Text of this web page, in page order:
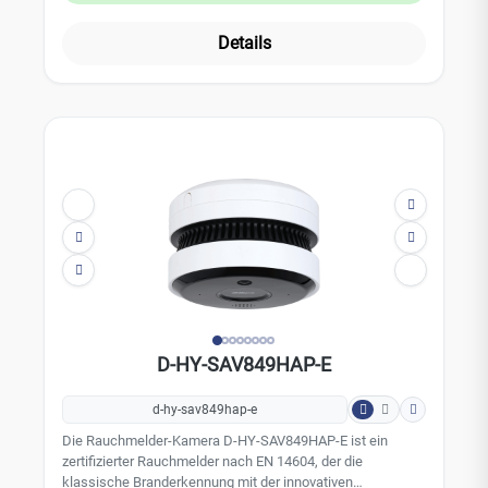
liegt bei bis zu 40m² (bei einer Deckenhöhe von bis 8
TÜV EN 14604 Technische Daten: Alarmmodus: Visueller
und akustischer Alarm Alarmlautstärke: 85 dB (A) bei 3 m
(9,84 Fuß) Alarmreaktionsschwelle: 0,2 dB/m-0,3 dB/m
Abdeckungsbereich: Wenn die Raumhöhe weniger als 8 m
(3,28 Fuß) beträgt, beträgt der Schutzbereich eines Geräts
20 m² – 40 m² Lebensdauer der Batterie: 10 Jahre
Deckenmontage Zertifizierungen: TÜV- und CE- gelisted
Details
D-HY-SAV849HAP-E
d-hy-sav849hap-e
Die Rauchmelder-Kamera D-HY-SAV849HAP-E ist ein
zertifizierter Rauchmelder nach EN 14604, der die
klassische Branderkennung mit der innovativen